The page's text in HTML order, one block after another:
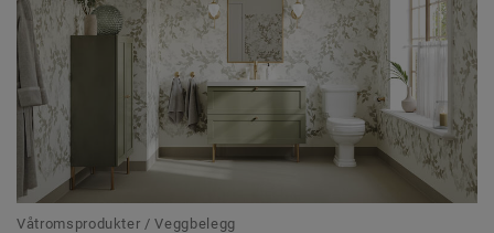
Våtromsprodukter / Veggbelegg